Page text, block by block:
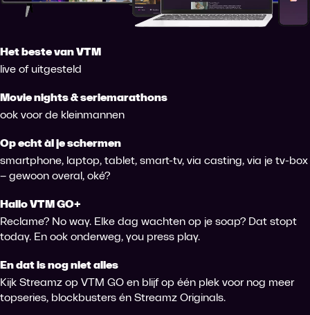
Het beste van VTM
live of uitgesteld
Movie nights & seriemarathons
ook voor de kleinmannen
Op echt àl je schermen
smartphone, laptop, tablet, smart-tv, via casting, via je tv-box
– gewoon overal, oké?
Hallo VTM GO+
Reclame? No way. Elke dag wachten op je soap? Dat stopt
today. En ook onderweg, you press play.
En dat is nog niet alles
Kijk Streamz op VTM GO en blijf op één plek voor nog meer
topseries, blockbusters én Streamz Originals.